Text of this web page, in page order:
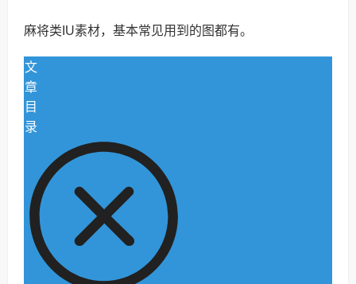
麻将类IU素材，基本常见用到的图都有。
文
章
目
录